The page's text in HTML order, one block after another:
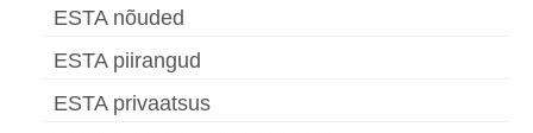
ESTA nõuded
ESTA piirangud
ESTA privaatsus